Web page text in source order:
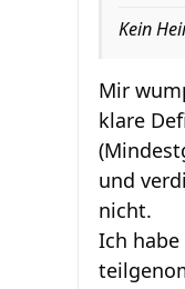
Kein
Mir
klare
und
nicht.
Ich